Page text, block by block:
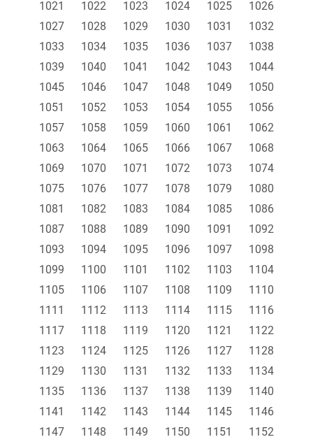
1021
1022 1023 1024 1025
1026
1027
1028 1029 1030 1031
1032
1033
1034 1035 1036 1037
1038
1039
1040 1041 1042 1043
1044
1045
1046 1047 1048 1049
1050
1051
1052 1053 1054 1055
1056
1057
1058 1059 1060 1061
1062
1063
1064 1065 1066 1067
1068
1069
1070 1071 1072 1073
1074
1075
1076 1077 1078 1079
1080
1081
1082 1083 1084 1085
1086
1087
1088 1089 1090 1091
1092
1093
1094 1095 1096 1097
1098
1099
1100 1101 1102 1103
1104
1105
1106 1107 1108 1109
1110
1111
1112 1113 1114 1115
1116
1117
1118 1119 1120 1121
1122
1123
1124 1125 1126 1127
1128
1129
1130 1131 1132 1133
1134
1135
1136 1137 1138 1139
1140
1141
1142 1143 1144 1145
1146
1147
1148 1149 1150 1151 1152